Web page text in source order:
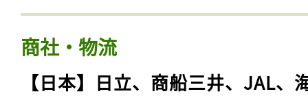
商社・物流
【日本】日立、商船三井、JAL、